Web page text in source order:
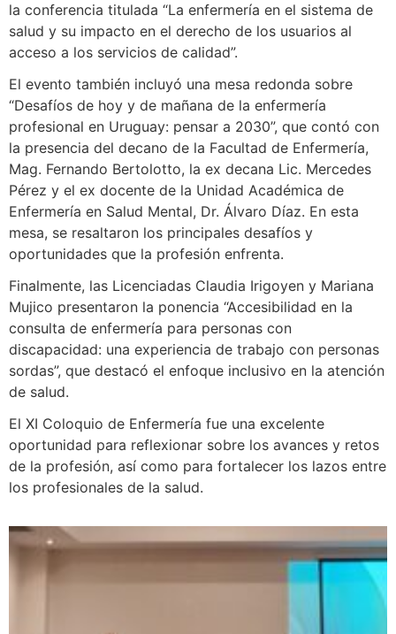
la conferencia titulada “La enfermería en el sistema de
salud y su impacto en el derecho de los usuarios al
acceso a los servicios de calidad”.
El evento también incluyó una mesa redonda sobre
“Desafíos de hoy y de mañana de la enfermería
profesional en Uruguay: pensar a 2030”, que contó con
la presencia del decano de la Facultad de Enfermería,
Mag. Fernando Bertolotto, la ex decana Lic. Mercedes
Pérez y el ex docente de la Unidad Académica de
Enfermería en Salud Mental, Dr. Álvaro Díaz. En esta
mesa, se resaltaron los principales desafíos y
oportunidades que la profesión enfrenta.
Finalmente, las Licenciadas Claudia Irigoyen y Mariana
Mujico presentaron la ponencia “Accesibilidad en la
consulta de enfermería para personas con
discapacidad: una experiencia de trabajo con personas
sordas”, que destacó el enfoque inclusivo en la atención
de salud.
El XI Coloquio de Enfermería fue una excelente
oportunidad para reflexionar sobre los avances y retos
de la profesión, así como para fortalecer los lazos entre
los profesionales de la salud.